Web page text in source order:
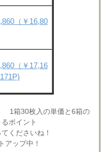
（￥16,80
（￥17,16
1箱30枚入の単価と6箱の
ポイント
くださいね！
アップ中！